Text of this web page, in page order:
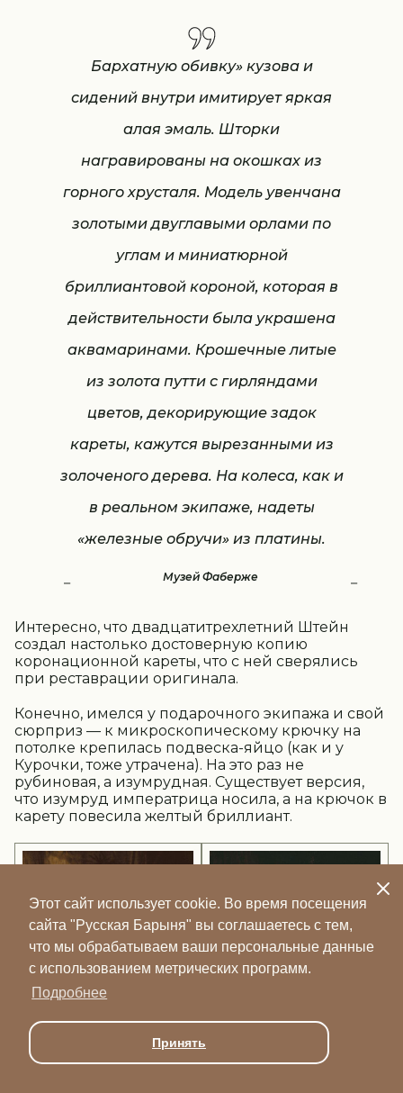
Этот сайт использует cookie. Во время посещения
сайта "Русская Барыня" вы соглашаетесь с тем,
что мы обрабатываем ваши персональные данные
с использованием метрических программ.
Подробнее
Принять
Бархатную обивку» кузова и
сидений внутри имитирует яркая
алая эмаль. Шторки
награвированы на окошках из
горного хрусталя. Модель увенчана
золотыми двуглавыми орлами по
углам и миниатюрной
бриллиантовой короной, которая в
действительности была украшена
аквамаринами. Крошечные литые
из золота путти с гирляндами
цветов, декорирующие задок
кареты, кажутся вырезанными из
золоченого дерева. На колеса, как и
в реальном экипаже, надеты
«железные обручи» из платины.
Музей Фаберже
Интересно, что двадцатитрехлетний Штейн
создал настолько достоверную копию
коронационной кареты, что с ней сверялись
при реставрации оригинала.
Конечно, имелся у подарочного экипажа и свой
сюрприз — к микроскопическому крючку на
потолке крепилась подвеска-яйцо (как и у
Курочки, тоже утрачена). На это раз не
рубиновая, а изумрудная. Существует версия,
что изумруд императрица носила, а на крючок в
карету повесила желтый бриллиант.